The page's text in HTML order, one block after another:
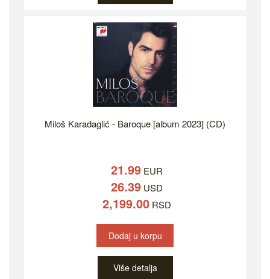
Miloš Karadaglić - Baroque [album 2023] (CD)
21.99EUR
26.39USD
2,199.00RSD
Dodaj u korpu
Više detalja